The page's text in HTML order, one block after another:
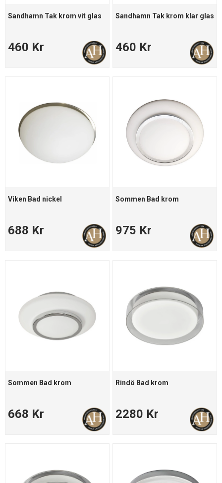
Sandhamn Tak krom vit glas
460 Kr
Sandhamn Tak krom klar glas
460 Kr
Viken Bad nickel
688 Kr
Sommen Bad krom
975 Kr
Sommen Bad krom
668 Kr
Rindö Bad krom
2280 Kr